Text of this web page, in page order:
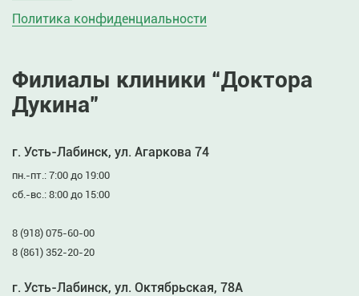
Политика конфиденциальности
Филиалы клиники “Доктора
Дукина”
г. Усть-Лабинск, ул. Агаркова 74
пн.-пт.: 7:00 до 19:00
сб.-вс.: 8:00 до 15:00
8 (918) 075-60-00
8 (861) 352-20-20
г. Усть-Лабинск, ул. Октябрьская, 78А